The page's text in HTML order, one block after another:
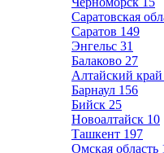
Саратовская
Саратов 149
Энгельс 31
Балаково 27
Алтайский край
Барнаул 156
Бийск 25
Новоалтайск 10
Ташкент 197
Омская область